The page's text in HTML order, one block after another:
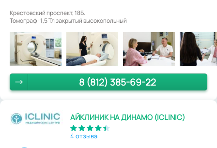
Крестовский проспект, 18Б.
Томограф: 1,5 Тл закрытый высокопольный
8 (812) 385-69-22
АЙКЛИНИК НА ДИНАМО (ICLINIC)
4 отзыва